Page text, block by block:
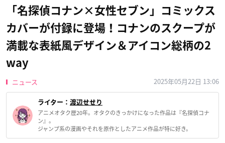
「名探偵コナン×女性セブン」コミックス
カバーが付録に登場！コナンのスクープが
満載な表紙風デザイン＆アイコン総柄の2
way
ニュース 2025年05月22日 13:06
ライター： 渡辺せせり
アニメオタク歴20年。オタクのきっかけになった作品は『名探偵コナ
ン』。
ジャンプ系の漫画やそれを原作としたアニメ作品が特に好き。